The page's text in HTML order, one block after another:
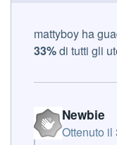
mattyboy ha
33%di tutti gli
Newbie
Ottenuto il